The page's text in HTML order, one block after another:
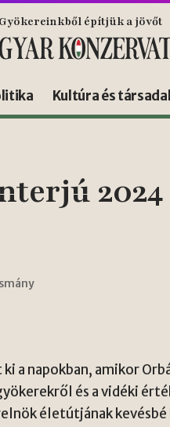
Gyökereinkből építjük a jövőt
Kultúra és
a napokban, amikor
és a vidéki
életútjának